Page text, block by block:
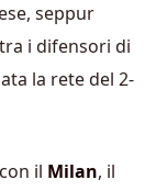
seppur
i difensori di
la rete del 2-
il Milan, il